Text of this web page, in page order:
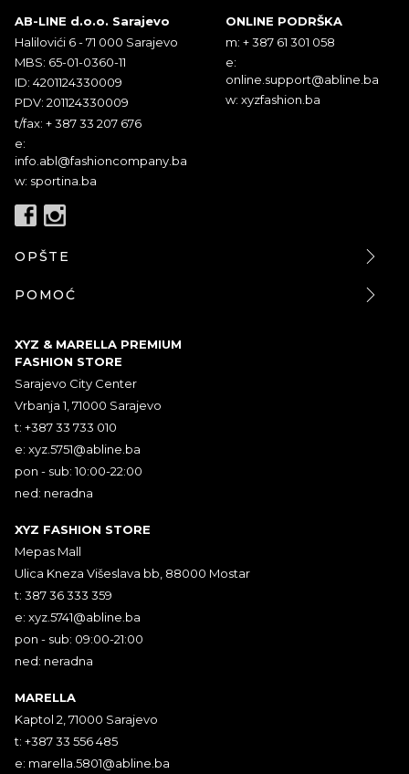
AB-LINE d.o.o. Sarajevo
Halilovići 6 - 71 000 Sarajevo
MBS: 65-01-0360-11
ID: 4201124330009
PDV: 201124330009
t/fax: + 387 33 207 676
e:
info.abl@fashioncompany.ba
w: sportina.ba
ONLINE PODRŠKA
m: + 387 61 301 058
e:
online.support@abline.ba
w: xyzfashion.ba
OPŠTE
POMOĆ
XYZ & MARELLA PREMIUM
FASHION STORE
Sarajevo City Center
Vrbanja 1, 71000 Sarajevo
t: +387 33 733 010
e: xyz.5751@abline.ba
pon - sub: 10:00-22:00
ned: neradna
XYZ FASHION STORE
Mepas Mall
Ulica Kneza Višeslava bb, 88000 Mostar
t: 387 36 333 359
e: xyz.5741@abline.ba
pon - sub: 09:00-21:00
ned: neradna
MARELLA
Kaptol 2, 71000 Sarajevo
t: +387 33 556 485
e: marella.5801@abline.ba